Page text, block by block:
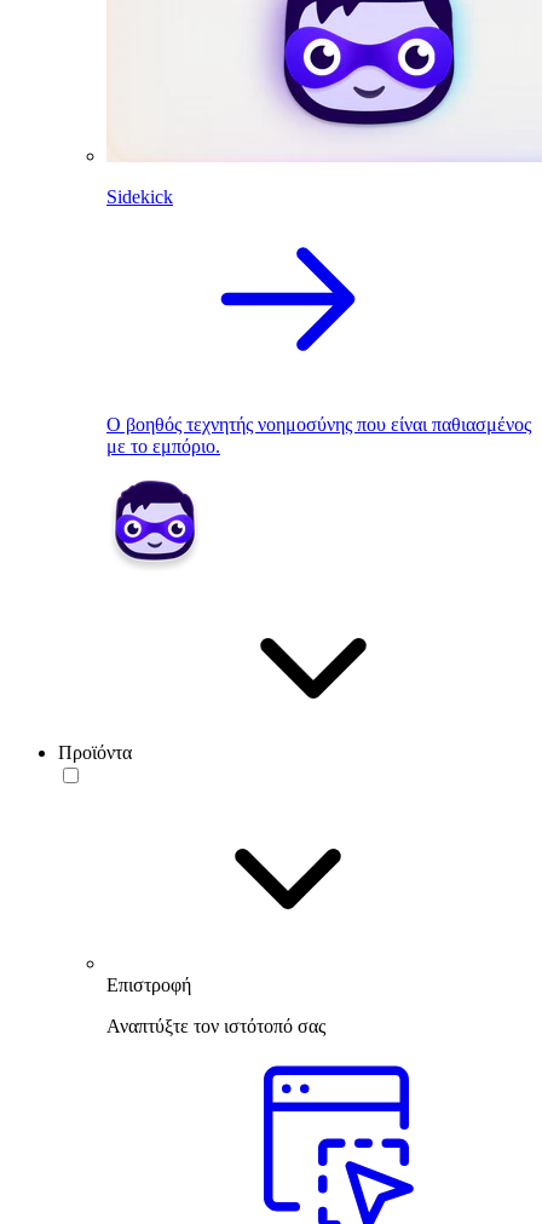
Sidekick
Ο βοηθός τεχνητής νοημοσύνης που είναι παθιασμένος
με το εμπόριο.
Προϊόντα
Επιστροφή
Αναπτύξτε τον ιστότοπό σας